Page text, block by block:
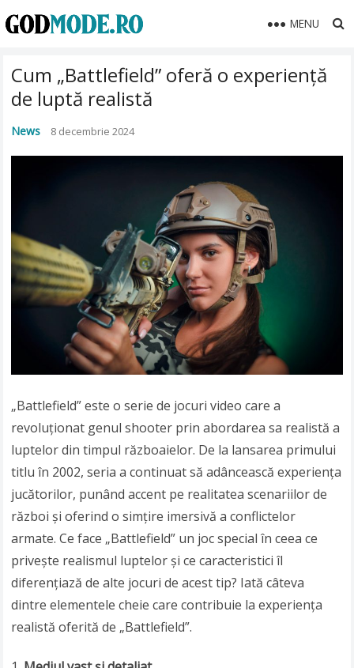
MENU
Cum „Battlefield” oferă o experiență
de luptă realistă
News 8 decembrie 2024
„Battlefield” este o serie de jocuri video care a
revoluționat genul shooter prin abordarea sa realistă a
luptelor din timpul războaielor. De la lansarea primului
titlu în 2002, seria a continuat să adâncească experiența
jucătorilor, punând accent pe realitatea scenariilor de
război și oferind o simțire imersivă a conflictelor
armate. Ce face „Battlefield” un joc special în ceea ce
privește realismul luptelor și ce caracteristici îl
diferențiază de alte jocuri de acest tip? Iată câteva
dintre elementele cheie care contribuie la experiența
realistă oferită de „Battlefield”.